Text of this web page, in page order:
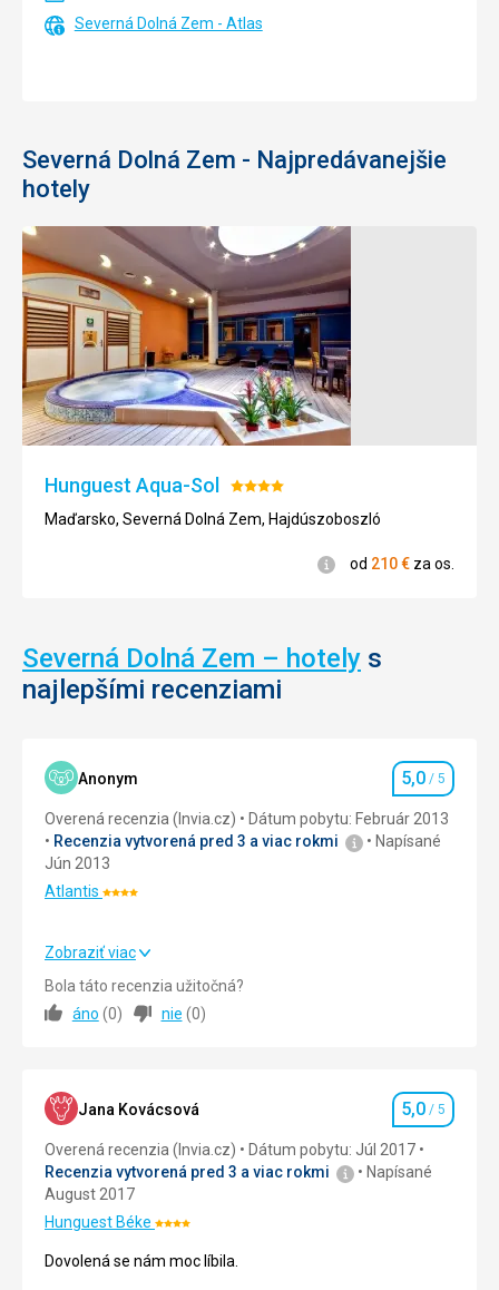
Severná Dolná Zem - Atlas
Severná Dolná Zem - Najpredávanejšie
hotely
Hunguest Aqua-Sol
Hodnotenie:
4/5
Maďarsko, Severná Dolná Zem, Hajdúszoboszló
Informácie
od 210€ za os.
Severná Dolná Zem – hotely s
najlepšími recenziami
Anonym Hodnotenie
5,0 / 5
Overená recenzia (Invia.cz)
Dátum pobytu: Február 2013
Recenzia vytvorená pred 3 a viac rokmi
Napísané
Jún 2013
AtlantisHodnotenie:
Strava
Ubytovanie
Služby 5,0/ 5
Cena 5,0
Zobraziť viac
Bola táto recenzia užitočná?
áno (0) nie (0)
Jana Kovácsová Hodnotenie
5,0 / 5
Overená recenzia (Invia.cz)
Dátum pobytu: Júl 2017
Recenzia vytvorená pred 3 a viac rokmi
Napísané
August 2017
Hunguest BékeHodnotenie:
Dovolená se nám moc líbila.